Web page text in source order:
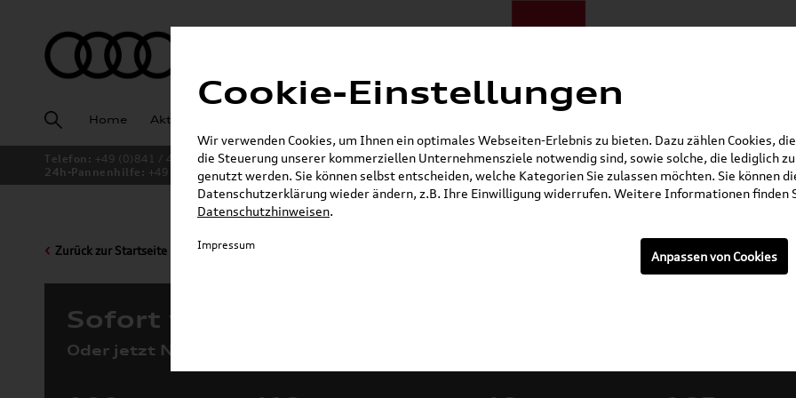
Home Aktuelles
Telefon: +49 (0)841 / 49 140
24h-Pannenhilfe: +49 (0)171 / 870 72 87 Öffnet in 5 Stunden, 8 Minuten
Zurück zur Startseite
Sofort verfügbare Fahrzeuge:
Oder jetzt Neuwagen konfigurieren
Cookie-Einstellungen
Wir verwenden Cookies, um Ihnen ein optimales Webseiten-Erlebnis zu bieten. Dazu zählen Cookies,
die Steuerung unserer kommerziellen Unternehmensziele notwendig sind, sowie solche, die lediglich
genutzt werden. Sie können selbst entscheiden, welche Kategorien Sie zulassen möchten. Sie können
Datenschutzerklärung wieder ändern, z.B. Ihre Einwilligung widerrufen. Weitere Informationen finden
Datenschutzhinweisen.
Anpassen von Cookies
Impressum